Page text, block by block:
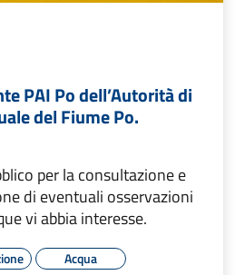
PAI Po dell’Autorità di
del Fiume Po.
per la consultazione e
di eventuali osservazioni
vi abbia interesse.
Acqua